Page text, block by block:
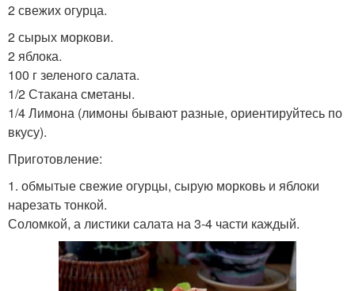
2 свежих огурца.
2 сырых моркови.
2 яблока.
100 г зеленого салата.
1/2 Стакана сметаны.
1/4 Лимона (лимоны бывают разные, ориентируйтесь по
вкусу).
Приготовление:
1. обмытые свежие огурцы, сырую морковь и яблоки
нарезать тонкой.
Соломкой, а листики салата на 3-4 части каждый.